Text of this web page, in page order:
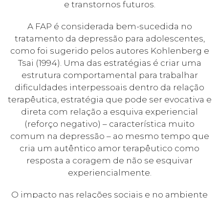
e transtornos futuros.
A FAP é considerada bem-sucedida no
tratamento da depressão para adolescentes,
como foi sugerido pelos autores Kohlenberg e
Tsai (1994). Uma das estratégias é criar uma
estrutura comportamental para trabalhar
dificuldades interpessoais dentro da relação
terapêutica, estratégia que pode ser evocativa e
direta com relação a esquiva experiencial
(reforço negativo) – característica muito
comum na depressão – ao mesmo tempo que
cria um autêntico amor terapêutico como
resposta a coragem de não se esquivar
experiencialmente.
O impacto nas relações sociais e no ambiente